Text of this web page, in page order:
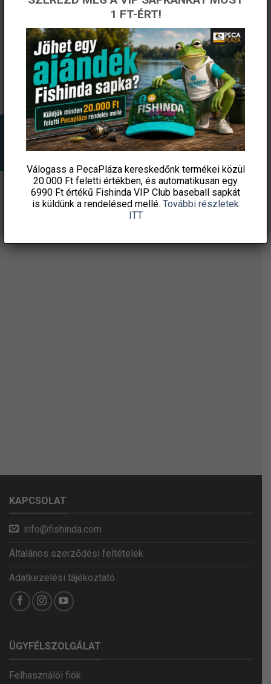
Trabucco T-Force Superiso
zsinór
7 360Ft
damil.hu
KOSÁRBA TESZEM
Delphin GHOST 4+1 zöld
0,16mm 8,2kg 300m fonott
zsinór
8 350Ft Original
price
was:
8
350 Ft.
7 097FtCurrent
price
is:
097 Ft.
damil.hu
KOSÁRBA TESZEM
ÉRTESÜLJ ELSŐKÉNT! IRATKOZZ FEL A
KAPCSOLAT
info@fishinda.com
Általános szerződési feltételek
Adatkezelési tájékoztató
ÜGYFÉLSZOLGÁLAT
Felhasználói fiók
1 FT-ÉRT!
Válogass a PecaPláza kereskedőnk termékei közül
20.000 Ft feletti értékben, és automatikusan egy
6990 Ft értékű Fishinda VIP Club baseball sapkát
is küldünk a rendelésed mellé. További részletek
ITT